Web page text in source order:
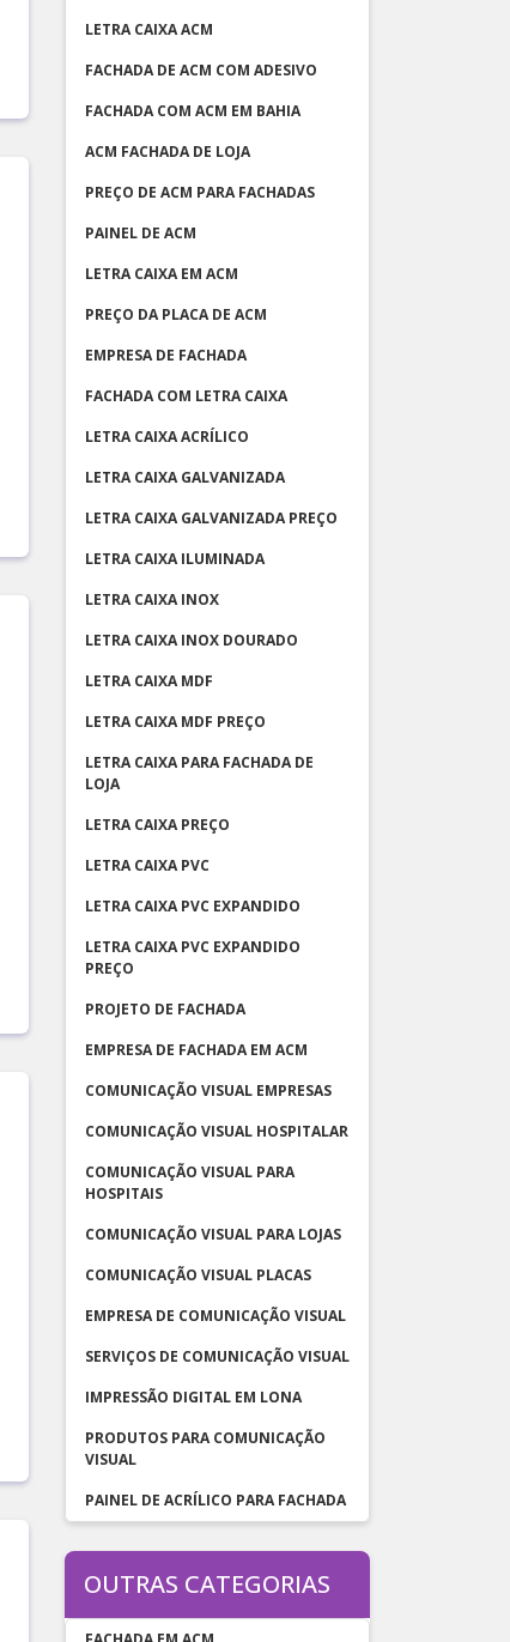
LETRA CAIXA ACM
FACHADA DE ACM COM ADESIVO
FACHADA COM ACM EM BAHIA
ACM FACHADA DE LOJA
PREÇO DE ACM PARA FACHADAS
PAINEL DE ACM
LETRA CAIXA EM ACM
PREÇO DA PLACA DE ACM
EMPRESA DE FACHADA
FACHADA COM LETRA CAIXA
LETRA CAIXA ACRÍLICO
LETRA CAIXA GALVANIZADA
LETRA CAIXA GALVANIZADA PREÇO
LETRA CAIXA ILUMINADA
LETRA CAIXA INOX
LETRA CAIXA INOX DOURADO
LETRA CAIXA MDF
LETRA CAIXA MDF PREÇO
LETRA CAIXA PARA FACHADA DE
LOJA
LETRA CAIXA PREÇO
LETRA CAIXA PVC
LETRA CAIXA PVC EXPANDIDO
LETRA CAIXA PVC EXPANDIDO
PREÇO
PROJETO DE FACHADA
EMPRESA DE FACHADA EM ACM
COMUNICAÇÃO VISUAL EMPRESAS
COMUNICAÇÃO VISUAL HOSPITALAR
COMUNICAÇÃO VISUAL PARA
HOSPITAIS
COMUNICAÇÃO VISUAL PARA LOJAS
COMUNICAÇÃO VISUAL PLACAS
EMPRESA DE COMUNICAÇÃO VISUAL
SERVIÇOS DE COMUNICAÇÃO VISUAL
IMPRESSÃO DIGITAL EM LONA
PRODUTOS PARA COMUNICAÇÃO
VISUAL
PAINEL DE ACRÍLICO PARA FACHADA
OUTRAS CATEGORIAS